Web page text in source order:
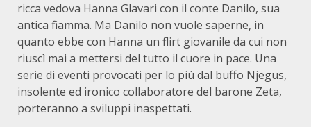
ricca vedova Hanna Glavari con il conte Danilo, sua
antica fiamma. Ma Danilo non vuole saperne, in
quanto ebbe con Hanna un flirt giovanile da cui non
riuscì mai a mettersi del tutto il cuore in pace. Una
serie di eventi provocati per lo più dal buffo Njegus,
insolente ed ironico collaboratore del barone Zeta,
porteranno a sviluppi inaspettati.